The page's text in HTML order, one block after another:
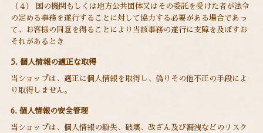
（４） 国の機関もしくは地方公共団体又はその委託を受けた者が法令
の定める事務を遂行することに対して協力する必要がある場合であっ
て、お客様の同意を得ることにより当該事務の遂行に支障を及ぼすお
それがあるとき
5. 個人情報の適正な取得
当ショップは、適正に個人情報を取得し、偽りその他不正の手段によ
り取得しません。
6. 個人情報の安全管理
当ショップは、個人情報の紛失、破壊、改ざん及び漏洩などのリスク